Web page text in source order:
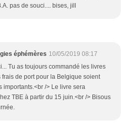
pas de souci.... bises, jill
éphémères 10/05/2019 08:17
Tu as toujours commandé les livres
frais de port pour la Belgique soient
importants.<br /> Le livre sera
TBE à partir du 15 juin.<br /> Bisous